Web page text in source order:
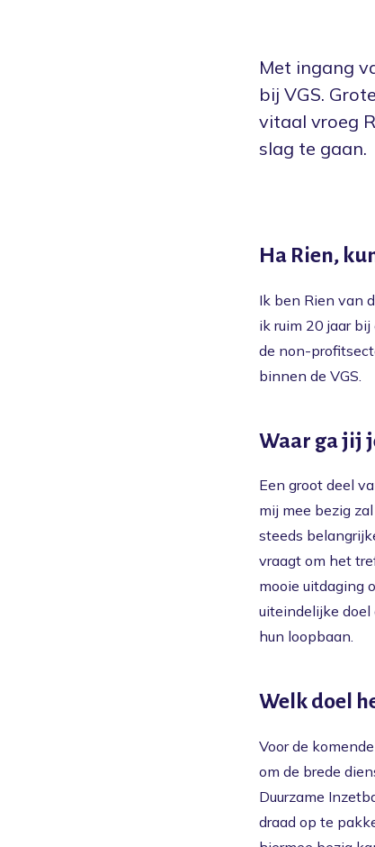
Met ingang
bij VGS.
vitaal vroeg
slag te gaan.
Ha Rien,
Ik ben Rien van
ik ruim 20 jaar
de non-
binnen de VGS.
Waar ga jij
Een groot deel
mij mee bezig
steeds
vraagt om het
mooie uitdaging
uiteindelijke
hun loopbaan.
Welk doel
Voor de
om de brede
Duurzame
draad op te